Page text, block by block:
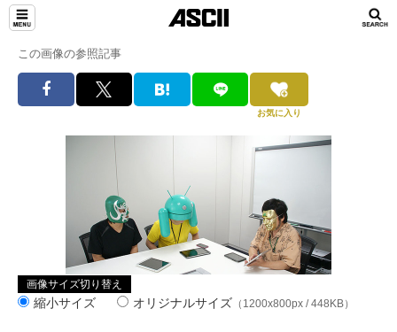
この画像の参照記事
お気に入り
画像サイズ切り替え
縮小サイズ オリジナルサイズ （1200x800px / 448KB）